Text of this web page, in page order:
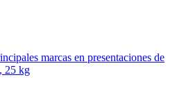
marcas en presentaciones de
25 kg